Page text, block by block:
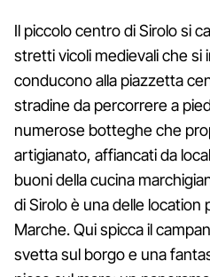
Il piccolo centro di Sirolo si
stretti vicoli medievali che si
conducono alla piazzetta
stradine da percorrere a
numerose botteghe che
artigianato, affiancati da
buoni della cucina
di Sirolo è una delle location
Marche. Qui spicca il
svetta sul borgo e una